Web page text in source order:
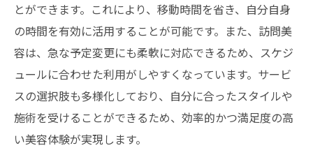
訪問美容の料金比較で重視すべき要素
料金だけでなくサービス内容も重要！選び
方のポイント
実際に使ってみた訪問美容の価格評価
訪問美容のメリットとデメリット：東京都での
とができます。これにより、移動時間を省き、自分自身
の時間を有効に活用することが可能です。また、訪問美
容は、急な予定変更にも柔軟に対応できるため、スケジ
ュールに合わせた利用がしやすくなっています。サービ
スの選択肢も多様化しており、自分に合ったスタイルや
施術を受けることができるため、効率的かつ満足度の高
い美容体験が実現します。